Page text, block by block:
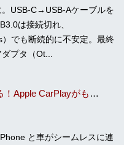
USB-C→USB-Aケーブルを
は接続切れ、
でも断続的に不安定。最終
プタ（Ot...
これでドライブ中もスマホに繋がる！Apple CarPlayがもたらす自動車産業の変革
と車がシームレスに連